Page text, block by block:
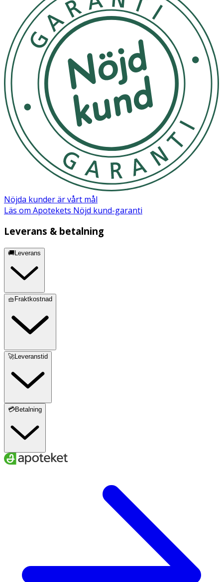
För att säkerställa säkerhet och hygien, byt napp efter 1-
2 månader. Provdra alltid nappen före varje användning.
Lämna inte nappen i direkt solljus eller nära en
värmekälla.
OK för gravida och ammande:
Ja
Ingredienser:
Sköld/Knopp: Polypropen (PP) Sugdel: Silikon Lyser tack
vare strontium aluminate, ett kontrollerat och godkänt
ämne, som blandas med plasten.
Märkning
FSC Forest Steward Council Mix
Nöjda kunder är vårt mål
Läs om Apotekets Nöjd kund-garanti
Leverans & betalning
🚚Leverans
🧺Fraktkostnad
🚀Leveranstid
💳Betalning